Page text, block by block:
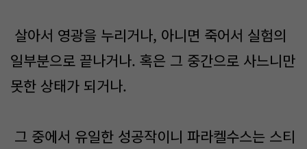
살아서 영광을 누리거나, 아니면 죽어서 실험의
일부분으로 끝나거나. 혹은 그 중간으로 사느니만
못한 상태가 되거나.
그 중에서 유일한 성공작이니 파라켈수스는 스티